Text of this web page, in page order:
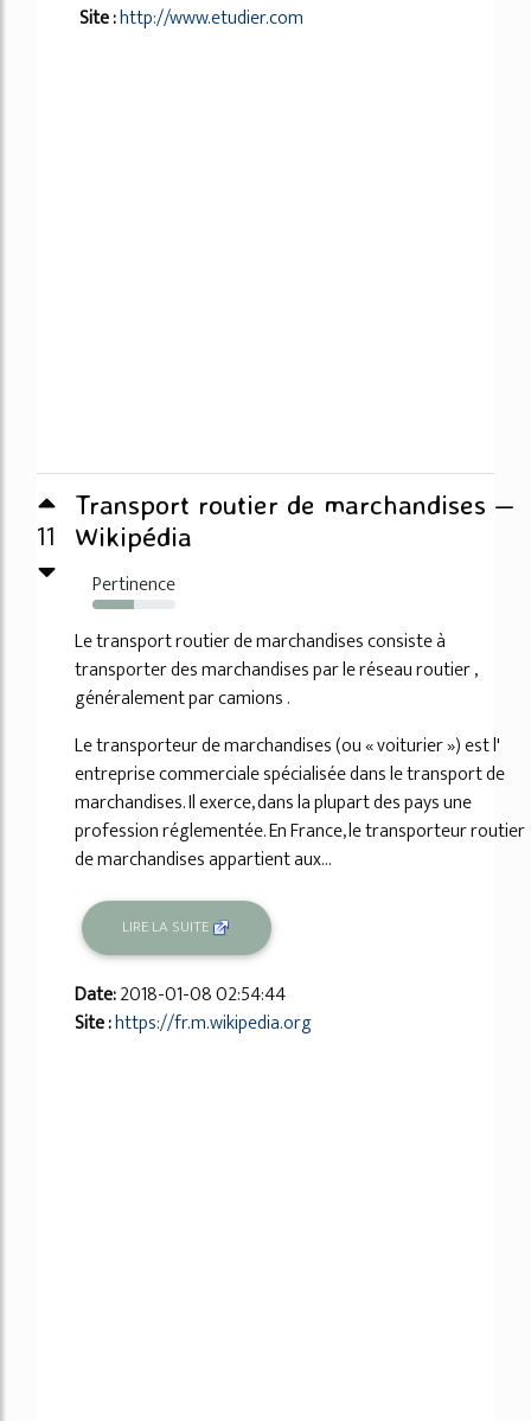
Site :http://www.etudier.com
11
Transport routier de marchandises —
Wikipédia
Pertinence
50%
Le transport routier de marchandises consiste à
transporter des marchandises par le réseau routier ,
généralement par camions .
Le transporteur de marchandises (ou « voiturier ») est l'
entreprise commerciale spécialisée dans le transport de
marchandises. Il exerce, dans la plupart des pays une
profession réglementée. En France, le transporteur routier
de marchandises appartient aux...
LIRE LA SUITE
Date:2018-01-08 02:54:44
Site :https://fr.m.wikipedia.org